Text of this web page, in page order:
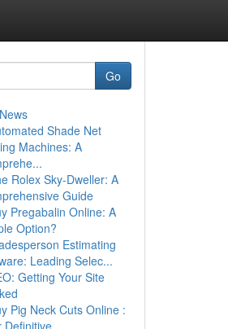
Go
Shade Net
Machines: A
Rolex Sky-Dweller: A
Guide
Pregabalin Online: A
Option?
Estimating
Leading Selec...
Getting Your Site
Pig Neck Cuts Online :
Definitive...